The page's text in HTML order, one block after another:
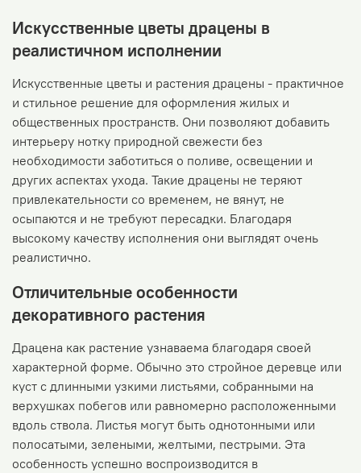
Искусственные цветы драцены в
реалистичном исполнении
Искусственные цветы и растения драцены - практичное
и стильное решение для оформления жилых и
общественных пространств. Они позволяют добавить
интерьеру нотку природной свежести без
необходимости заботиться о поливе, освещении и
других аспектах ухода. Такие драцены не теряют
привлекательности со временем, не вянут, не
осыпаются и не требуют пересадки. Благодаря
высокому качеству исполнения они выглядят очень
реалистично.
Отличительные особенности
декоративного растения
Драцена как растение узнаваема благодаря своей
характерной форме. Обычно это стройное деревце или
куст с длинными узкими листьями, собранными на
верхушках побегов или равномерно расположенными
вдоль ствола. Листья могут быть однотонными или
полосатыми, зелеными, желтыми, пестрыми. Эта
особенность успешно воспроизводится в